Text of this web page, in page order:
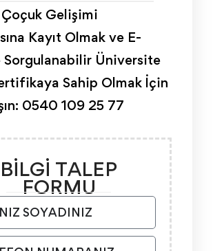
Gelişimi
Kayıt Olmak ve E-
Üniversite
Sahip Olmak İçin
0540 109 25 77
BİLGİ TALEP
FORMU